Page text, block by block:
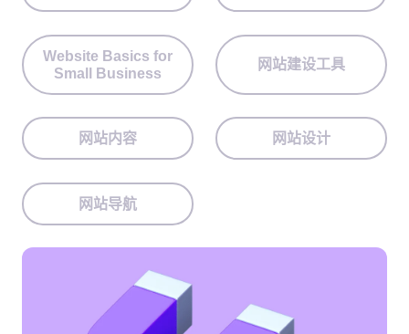
Website Basics for
Small Business
网站建设工具
网站内容 网站设计
网站导航